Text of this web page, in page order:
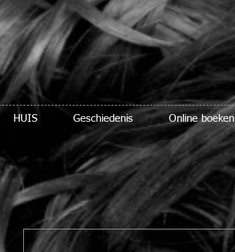
HUIS Geschiedenis Online boeken